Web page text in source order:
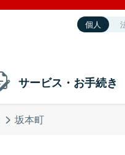
個人
サービス・お手続き
坂本町